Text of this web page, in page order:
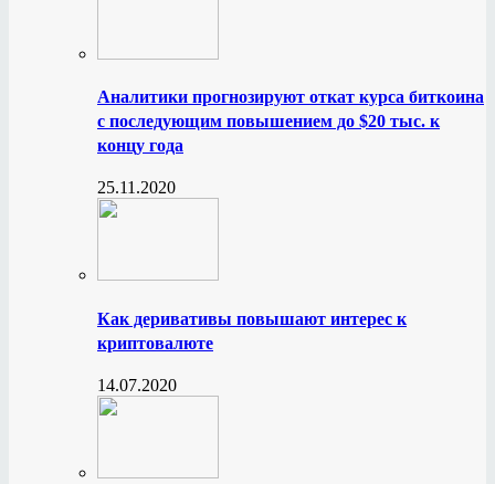
Аналитики прогнозируют откат курса биткоина
с последующим повышением до $20 тыс. к
концу года
25.11.2020
Как деривативы повышают интерес к
криптовалюте
14.07.2020